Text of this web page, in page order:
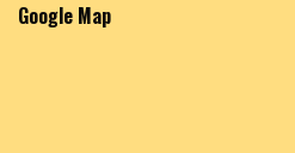
Google Map